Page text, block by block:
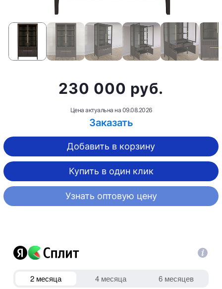
230 000 руб.
Цена актуальна на 09.08.2026
Заказать
Добавить в корзину
Купить в один клик
Узнать оптовую цену